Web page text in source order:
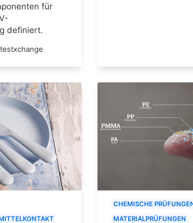
für
definiert.
testxchange
CHEMISCHE
MATERIALPRÜFUNGEN